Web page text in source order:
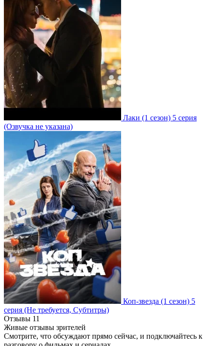
Лаки (1 сезон) 5 серия
(Озвучка не указана)
Коп-звезда (1 сезон) 5
серия (Не требуется, Субтитры)
Отзывы 11
Живые отзывы зрителей
Смотрите, что обсуждают прямо сейчас, и подключайтесь к